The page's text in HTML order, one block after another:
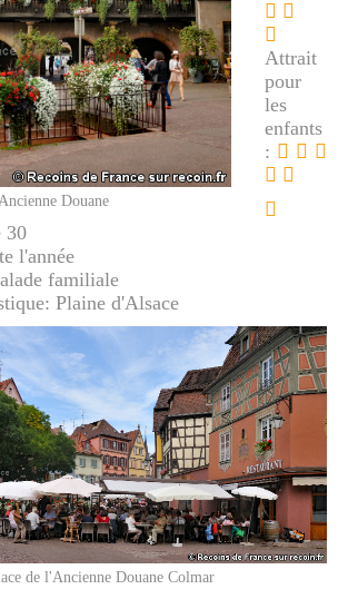
Douane
Attrait
pour
les
enfants
:
30
l'année
familiale
Plaine d'Alsace
de l'Ancienne Douane Colmar